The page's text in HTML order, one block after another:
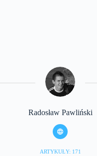
Radosław Pawliński
ARTYKUŁY: 171